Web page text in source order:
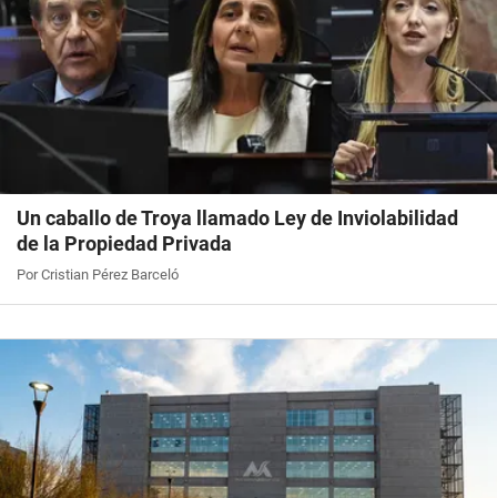
Un caballo de Troya llamado Ley de Inviolabilidad
de la Propiedad Privada
Por Cristian Pérez Barceló